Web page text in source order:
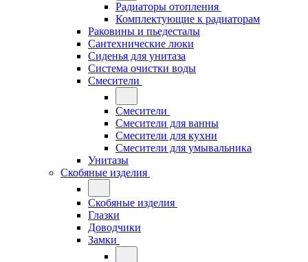
Радиаторы отопления
Комплектующие к радиаторам
Раковины и пьедесталы
Сантехнические люки
Сиденья для унитаза
Система очистки воды
Смесители
Смесители
Смесители для ванны
Смесители для кухни
Смесители для умывальника
Унитазы
Скобяные изделия
Скобяные изделия
Глазки
Доводчики
Замки